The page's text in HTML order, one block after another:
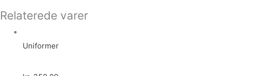
Relaterede varer
Uniformer